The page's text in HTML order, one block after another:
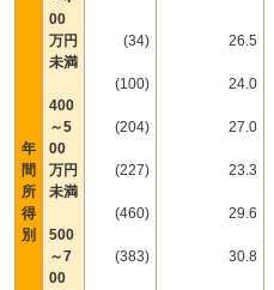
年
間
所
得
別
00
万円
未満
400
～5
00
万円
未満
500
～7
00
(34)
(100)
(204)
(227)
(460)
(383)
26.5
24.0
27.0
23.3
29.6
30.8